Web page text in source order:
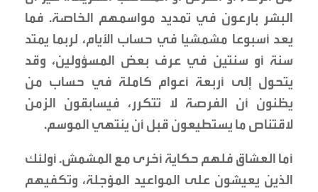
البشر بارعون في تمديد مواسمهم الخاصة. فما
يعد أسبوعا مشمشيا في حساب الأيام، لربما يمتد
سنة أو سنتين في عرف بعض المسؤولين، وقد
يتحول إلى أربعة أعوام كاملة في حساب من
يظنون أن الفرصة لا تتكرر، فيسابقون الزمن
لاقتناص ما يستطيعون قبل أن ينتهي الموسم.
أما العشاق فلهم حكاية أخرى مع المشمش. أولئك
الذين يعيشون على المواعيد المؤجلة، وتكفيهم